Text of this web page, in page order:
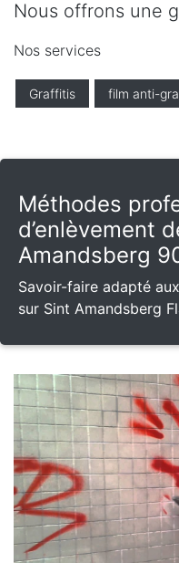
Nous offrons une
Nos services
Graffitis film anti-
Méthodes
d’enlèvement
Amandsberg
Savoir-faire adapté
sur Sint Amandsberg